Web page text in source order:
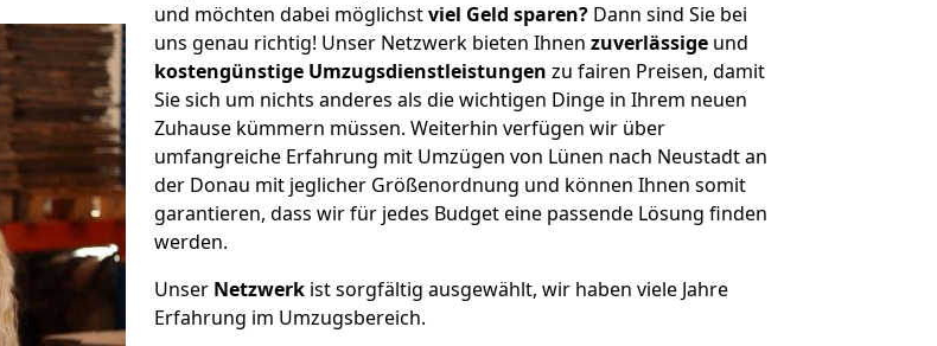
und möchten dabei möglichstviel Geld sparen? Dann sind Sie bei
uns genau richtig! Unser Netzwerk bieten Ihnen zuverlässige und
kostengünstige Umzugsdienstleistungen zu fairen Preisen, damit
Sie sich um nichts anderes als die wichtigen Dinge in Ihrem neuen
Zuhause kümmern müssen. Weiterhin verfügen wir über
umfangreiche Erfahrung mit Umzügen von Lünen nach Neustadt an
der Donau mit jeglicher Größenordnung und können Ihnen somit
garantieren, dass wir für jedes Budget eine passende Lösung finden
werden.
Unser Netzwerk ist sorgfältig ausgewählt, wir haben viele Jahre
Erfahrung im Umzugsbereich.